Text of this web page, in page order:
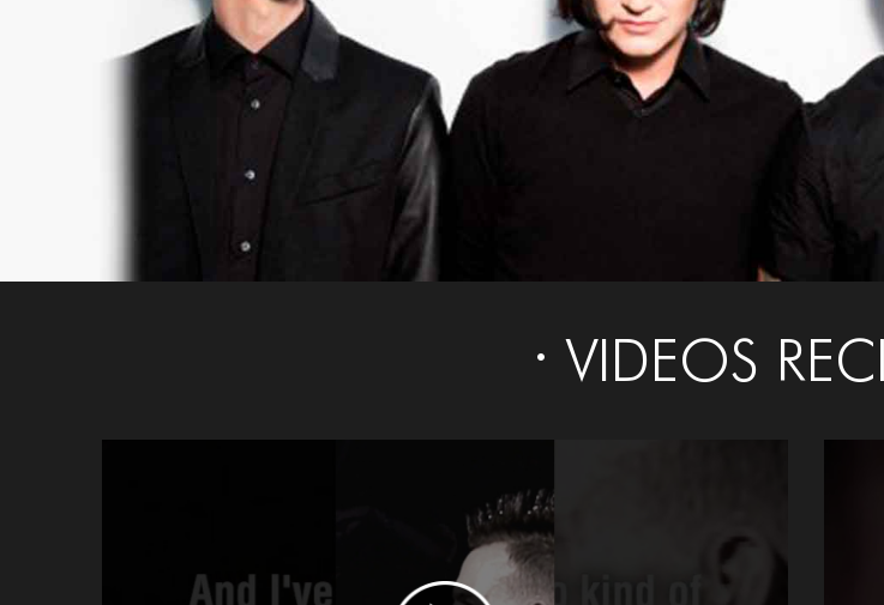
VIDEOS